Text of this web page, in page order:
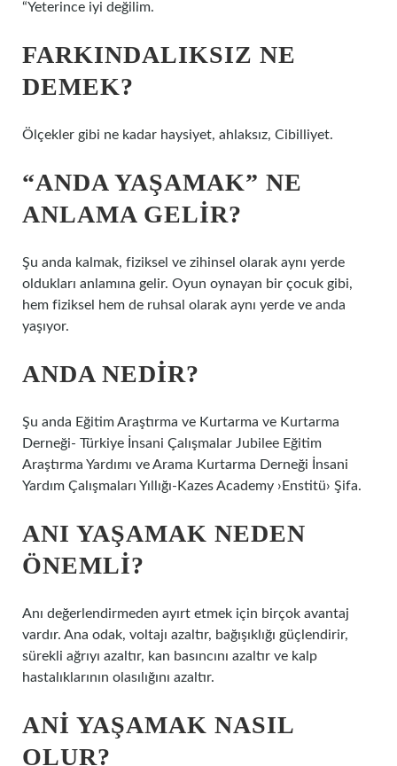
“Yeterince iyi değilim.
FARKINDALIKSIZ NE
DEMEK?
Ölçekler gibi ne kadar haysiyet, ahlaksız, Cibilliyet.
“ANDA YAŞAMAK” NE
ANLAMA GELIR?
Şu anda kalmak, fiziksel ve zihinsel olarak aynı yerde
oldukları anlamına gelir. Oyun oynayan bir çocuk gibi,
hem fiziksel hem de ruhsal olarak aynı yerde ve anda
yaşıyor.
ANDA NEDIR?
Şu anda Eğitim Araştırma ve Kurtarma ve Kurtarma
Derneği- Türkiye İnsani Çalışmalar Jubilee Eğitim
Araştırma Yardımı ve Arama Kurtarma Derneği İnsani
Yardım Çalışmaları Yıllığı-Kazes Academy ›Enstitü› Şifa.
ANI YAŞAMAK NEDEN
ÖNEMLI?
Anı değerlendirmeden ayırt etmek için birçok avantaj
vardır. Ana odak, voltajı azaltır, bağışıklığı güçlendirir,
sürekli ağrıyı azaltır, kan basıncını azaltır ve kalp
hastalıklarının olasılığını azaltır.
ANI YAŞAMAK NASIL
OLUR?